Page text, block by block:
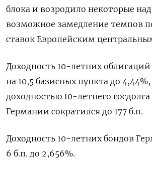
блока и возродило некоторые
возможное замедление темпов
ставок Европейским
Доходность 10-летних
на 10,5 базисных пункта до
доходностью 10-летнего
Германии сократился до 177 б.п.
Доходность 10-летних бондов
6 б.п. до 2,656%.